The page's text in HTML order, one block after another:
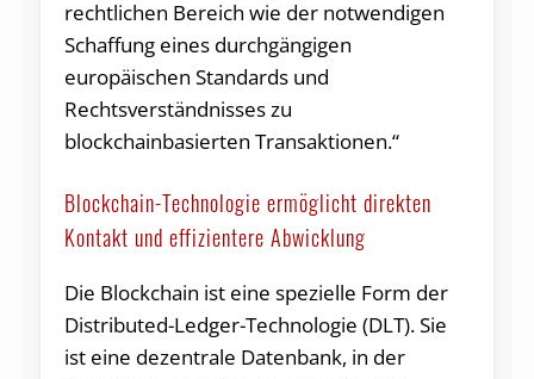
rechtlichen Bereich wie der notwendigen
Schaffung eines durchgängigen
europäischen Standards und
Rechtsverständnisses zu
blockchainbasierten Transaktionen.“
Blockchain-Technologie ermöglicht direkten
Kontakt und effizientere Abwicklung
Die Blockchain ist eine spezielle Form der
Distributed-Ledger-Technologie (DLT). Sie
ist eine dezentrale Datenbank, in der